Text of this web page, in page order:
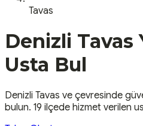
Tavas
Denizli Tavas
Usta Bul
Denizli Tavas ve çevresinde
bulun. 19 ilçede hizmet verilen